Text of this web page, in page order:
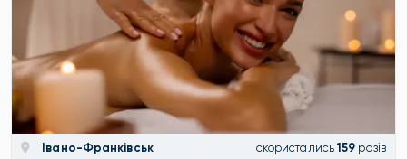
Івано-Франківськ скористались 159 разів